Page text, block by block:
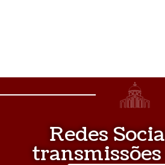
Redes